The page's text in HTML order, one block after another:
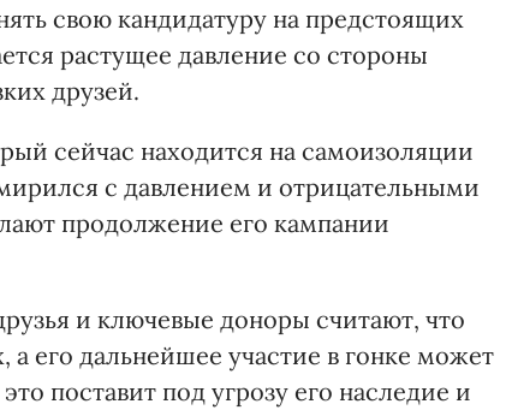
свою кандидатуру на предстоящих
растущее давление со стороны
друзей.
сейчас находится на самоизоляции
с давлением и отрицательными
продолжение его кампании
и ключевые доноры считают, что
его дальнейшее участие в гонке может
поставит под угрозу его наследие и